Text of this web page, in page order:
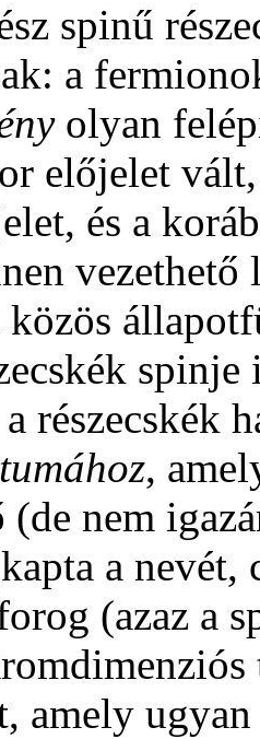
spinű
a
olyan
előjelet
és a
vezethető
spinje
részecskék
,
(de nem
a
(azaz a
amely